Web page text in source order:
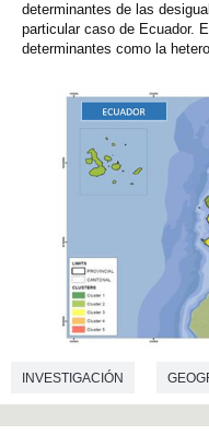
determinantes de las
particular caso de Ecuador.
determinantes como la
INVESTIGACIÓN